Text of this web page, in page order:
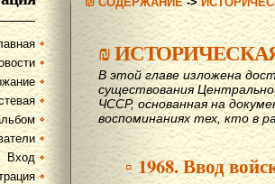
Вход
₪
В этой главе изложена
существования
ЧССР, основанная на
воспоминаниях тех, кто в
▫ 1968. Ввод